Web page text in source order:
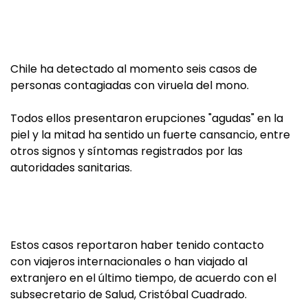
Chile ha detectado al momento seis casos de
personas contagiadas con viruela del mono.
Todos ellos presentaron erupciones "agudas" en la
piel y la mitad ha sentido un fuerte cansancio, entre
otros signos y síntomas registrados por las
autoridades sanitarias.
Estos casos reportaron haber tenido contacto
con viajeros internacionales o han viajado al
extranjero en el último tiempo, de acuerdo con el
subsecretario de Salud, Cristóbal Cuadrado.